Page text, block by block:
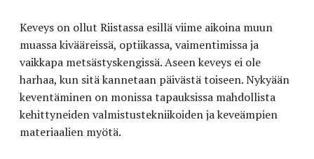
Keveys on ollut Riistassa esillä viime aikoina muun
muassa kivääreissä, optiikassa, vaimentimissa ja
vaikkapa metsästyskengissä. Aseen keveys ei ole
harhaa, kun sitä kannetaan päivästä toiseen. Nykyään
keventäminen on monissa tapauksissa mahdollista
kehittyneiden valmistustekniikoiden ja keveämpien
materiaalien myötä.